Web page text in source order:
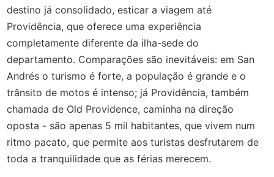
destino já consolidado, esticar a viagem até
Providência,que oferece uma experiência
completamente diferente da ilha-sede do
departamento. Comparações são inevitáveis: em San
Andrés o turismo é forte, a população é grande e o
trânsito de motos é intenso; já Providência, também
chamada de Old Providence, caminha na direção
oposta - são apenas 5 mil habitantes, que vivem num
ritmo pacato, que permite aos turistas desfrutarem de
toda a tranquilidade que as férias merecem.